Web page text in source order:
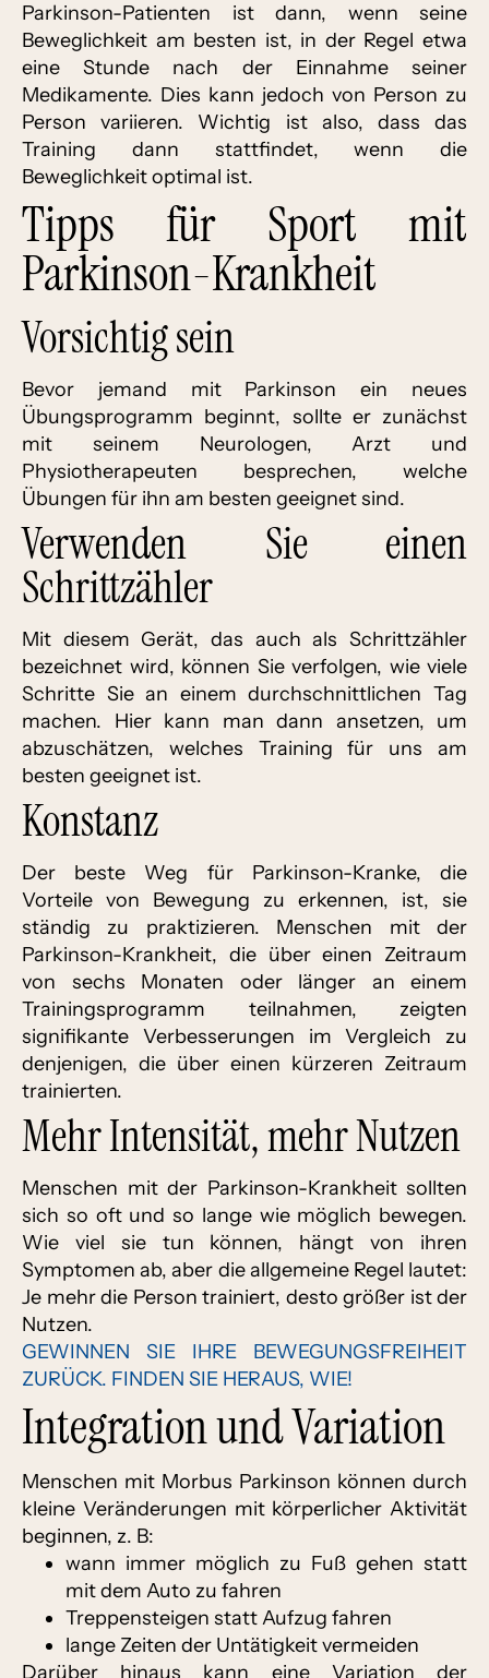
Parkinson-Patienten ist dann, wenn seine
Beweglichkeit am besten ist, in der Regel etwa
eine Stunde nach der Einnahme seiner
Medikamente. Dies kann jedoch von Person zu
Person variieren. Wichtig ist also, dass das
Training dann stattfindet, wenn die
Beweglichkeit optimal ist.
Tipps für Sport mit
Parkinson-Krankheit
Vorsichtig sein
Bevor jemand mit Parkinson ein neues
Übungsprogramm beginnt, sollte er zunächst
mit seinem Neurologen, Arzt und
Physiotherapeuten besprechen, welche
Übungen für ihn am besten geeignet sind.
Verwenden Sie einen
Schrittzähler
Mit diesem Gerät, das auch als Schrittzähler
bezeichnet wird, können Sie verfolgen, wie viele
Schritte Sie an einem durchschnittlichen Tag
machen. Hier kann man dann ansetzen, um
abzuschätzen, welches Training für uns am
besten geeignet ist.
Konstanz
Der beste Weg für Parkinson-Kranke, die
Vorteile von Bewegung zu erkennen, ist, sie
ständig zu praktizieren. Menschen mit der
Parkinson-Krankheit, die über einen Zeitraum
von sechs Monaten oder länger an einem
Trainingsprogramm teilnahmen, zeigten
signifikante Verbesserungen im Vergleich zu
denjenigen, die über einen kürzeren Zeitraum
trainierten.
Mehr Intensität, mehr Nutzen
Menschen mit der Parkinson-Krankheit sollten
sich so oft und so lange wie möglich bewegen.
Wie viel sie tun können, hängt von ihren
Symptomen ab, aber die allgemeine Regel lautet:
Je mehr die Person trainiert, desto größer ist der
Nutzen.
GEWINNEN SIE IHRE BEWEGUNGSFREIHEIT
ZURÜCK. FINDEN SIE HERAUS, WIE!
Integration und Variation
Menschen mit Morbus Parkinson können durch
kleine Veränderungen mit körperlicher Aktivität
beginnen, z. B:
wann immer möglich zu Fuß gehen statt
mit dem Auto zu fahren
Treppensteigen statt Aufzug fahren
lange Zeiten der Untätigkeit vermeiden
Darüber hinaus kann eine Variation der